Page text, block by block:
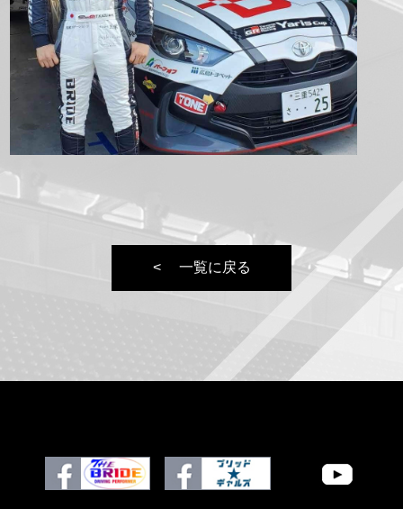
一覧に戻る